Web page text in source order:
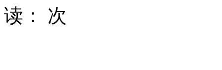
读： 次